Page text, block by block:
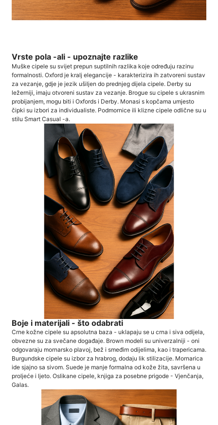
Vrste pola -ali - upoznajte razlike
Muške cipele su svijet prepun suptilnih razlika koje određuju razinu
formalnosti. Oxford je kralj elegancije - karakterizira ih zatvoreni sustav
za vezanje, gdje je jezik ušiljen do prednjeg dijela cipele. Derby su
ležerniji, imaju otvoreni sustav za vezanje. Brogue su cipele s ukrasnim
probijanjem, mogu biti i Oxfords i Derby. Monasi s kopčama umjesto
čipki su izbori za individualiste. Podmornice ili klizne cipele odlične su u
stilu Smart Casual -a.
Boje i materijali - što odabrati
Crne kožne cipele su apsolutna baza - uklapaju se u crna i siva odijela,
obvezne su za svečane događaje. Brown modeli su univerzalniji - oni
odgovaraju mornarsko plavoj, bež i smeđim odijelima, kao i trapericama.
Burgundske cipele su izbor za hrabrog, dodaju lik stilizacije. Mornarica
ide sjajno sa sivom. Suede je manje formalna od kože žita, savršena u
proljeće i ljeto. Oslikane cipele, knjiga za posebne prigode - Vjenčanja,
Galas.